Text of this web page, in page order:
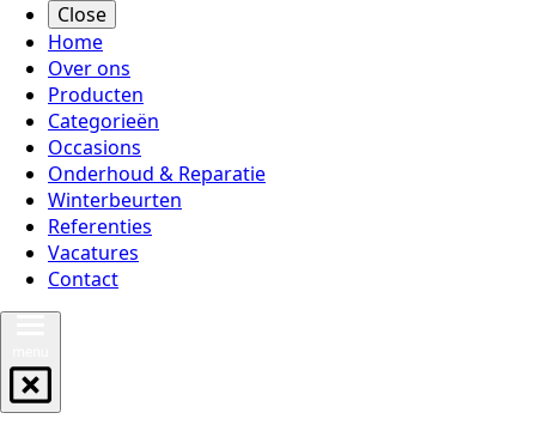
Close
Home
Over ons
Producten
Categorieën
Occasions
Onderhoud & Reparatie
Winterbeurten
Referenties
Vacatures
Contact